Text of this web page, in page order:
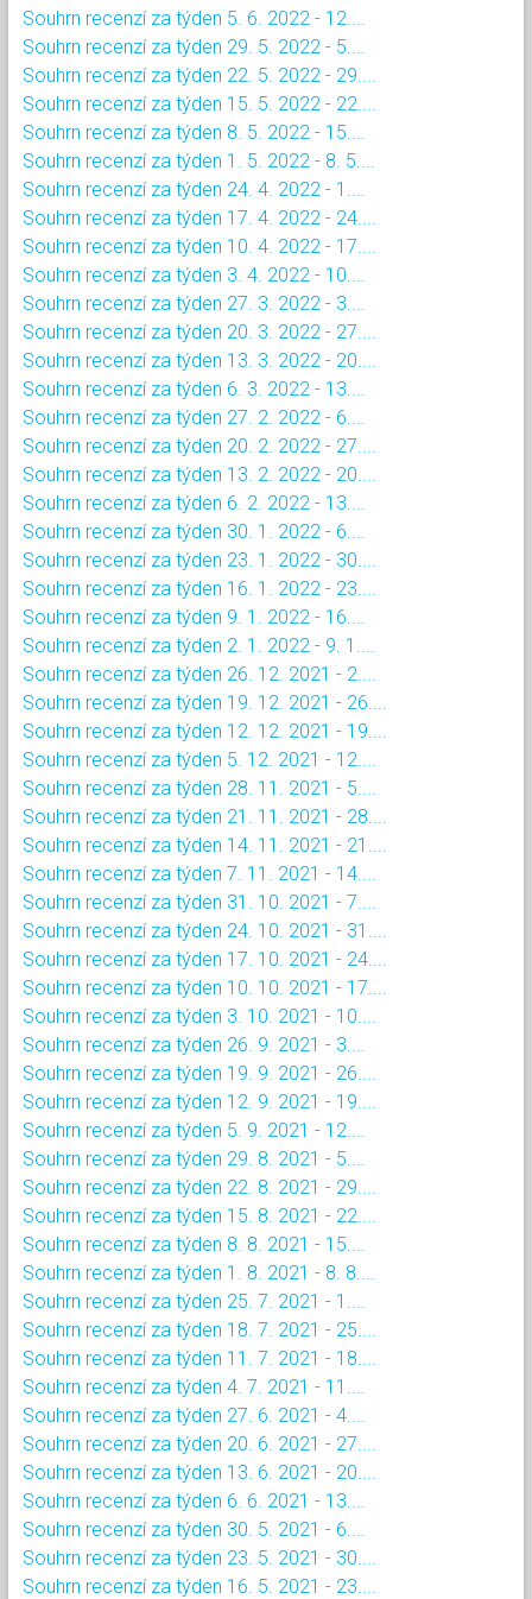
Souhrn recenzí za týden 5. 6. 2022 - 12....
Souhrn recenzí za týden 29. 5. 2022 - 5....
Souhrn recenzí za týden 22. 5. 2022 - 29....
Souhrn recenzí za týden 15. 5. 2022 - 22....
Souhrn recenzí za týden 8. 5. 2022 - 15....
Souhrn recenzí za týden 1. 5. 2022 - 8. 5....
Souhrn recenzí za týden 24. 4. 2022 - 1....
Souhrn recenzí za týden 17. 4. 2022 - 24....
Souhrn recenzí za týden 10. 4. 2022 - 17....
Souhrn recenzí za týden 3. 4. 2022 - 10....
Souhrn recenzí za týden 27. 3. 2022 - 3....
Souhrn recenzí za týden 20. 3. 2022 - 27....
Souhrn recenzí za týden 13. 3. 2022 - 20....
Souhrn recenzí za týden 6. 3. 2022 - 13....
Souhrn recenzí za týden 27. 2. 2022 - 6....
Souhrn recenzí za týden 20. 2. 2022 - 27....
Souhrn recenzí za týden 13. 2. 2022 - 20....
Souhrn recenzí za týden 6. 2. 2022 - 13....
Souhrn recenzí za týden 30. 1. 2022 - 6....
Souhrn recenzí za týden 23. 1. 2022 - 30....
Souhrn recenzí za týden 16. 1. 2022 - 23....
Souhrn recenzí za týden 9. 1. 2022 - 16....
Souhrn recenzí za týden 2. 1. 2022 - 9. 1....
Souhrn recenzí za týden 26. 12. 2021 - 2....
Souhrn recenzí za týden 19. 12. 2021 - 26....
Souhrn recenzí za týden 12. 12. 2021 - 19....
Souhrn recenzí za týden 5. 12. 2021 - 12....
Souhrn recenzí za týden 28. 11. 2021 - 5....
Souhrn recenzí za týden 21. 11. 2021 - 28....
Souhrn recenzí za týden 14. 11. 2021 - 21....
Souhrn recenzí za týden 7. 11. 2021 - 14....
Souhrn recenzí za týden 31. 10. 2021 - 7....
Souhrn recenzí za týden 24. 10. 2021 - 31....
Souhrn recenzí za týden 17. 10. 2021 - 24....
Souhrn recenzí za týden 10. 10. 2021 - 17....
Souhrn recenzí za týden 3. 10. 2021 - 10....
Souhrn recenzí za týden 26. 9. 2021 - 3....
Souhrn recenzí za týden 19. 9. 2021 - 26....
Souhrn recenzí za týden 12. 9. 2021 - 19....
Souhrn recenzí za týden 5. 9. 2021 - 12....
Souhrn recenzí za týden 29. 8. 2021 - 5....
Souhrn recenzí za týden 22. 8. 2021 - 29....
Souhrn recenzí za týden 15. 8. 2021 - 22....
Souhrn recenzí za týden 8. 8. 2021 - 15....
Souhrn recenzí za týden 1. 8. 2021 - 8. 8....
Souhrn recenzí za týden 25. 7. 2021 - 1....
Souhrn recenzí za týden 18. 7. 2021 - 25....
Souhrn recenzí za týden 11. 7. 2021 - 18....
Souhrn recenzí za týden 4. 7. 2021 - 11....
Souhrn recenzí za týden 27. 6. 2021 - 4....
Souhrn recenzí za týden 20. 6. 2021 - 27....
Souhrn recenzí za týden 13. 6. 2021 - 20....
Souhrn recenzí za týden 6. 6. 2021 - 13....
Souhrn recenzí za týden 30. 5. 2021 - 6....
Souhrn recenzí za týden 23. 5. 2021 - 30....
Souhrn recenzí za týden 16. 5. 2021 - 23....